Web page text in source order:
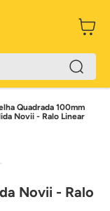
Quadrada 100mm
Novii - Ralo Linear
Novii - Ralo